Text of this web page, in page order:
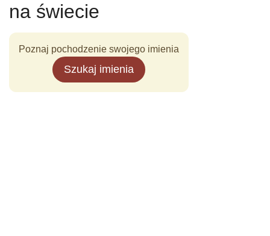
na świecie
Poznaj pochodzenie swojego imienia
Szukaj imienia